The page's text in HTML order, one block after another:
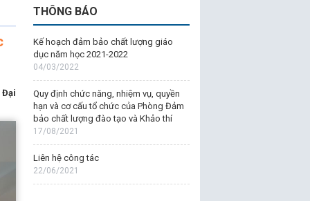
Đại
THÔNG BÁO
Kế hoạch đảm bảo chất lượng giáo
dục năm học 2021-2022
04/03/2022
Quy định chức năng, nhiệm vụ, quyền
hạn và cơ cấu tổ chức của Phòng Đảm
bảo chất lượng đào tạo và Khảo thí
17/08/2021
Liên hệ công tác
22/06/2021